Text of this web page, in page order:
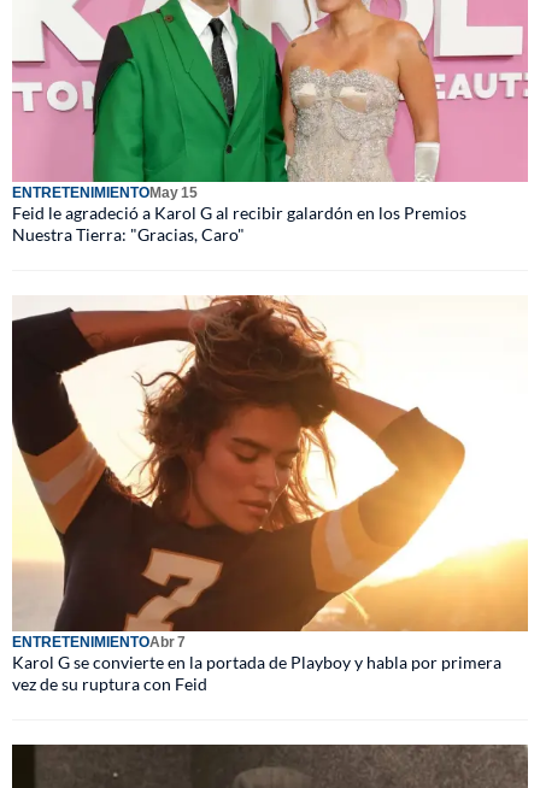
ENTRETENIMIENTOMay 15
Feid le agradeció a Karol G al recibir galardón en los Premios
Nuestra Tierra: "Gracias, Caro"
ENTRETENIMIENTOAbr 7
Karol G se convierte en la portada de Playboy y habla por primera
vez de su ruptura con Feid